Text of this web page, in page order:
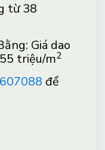
từ 38
Giá dao
triệu/m2
để